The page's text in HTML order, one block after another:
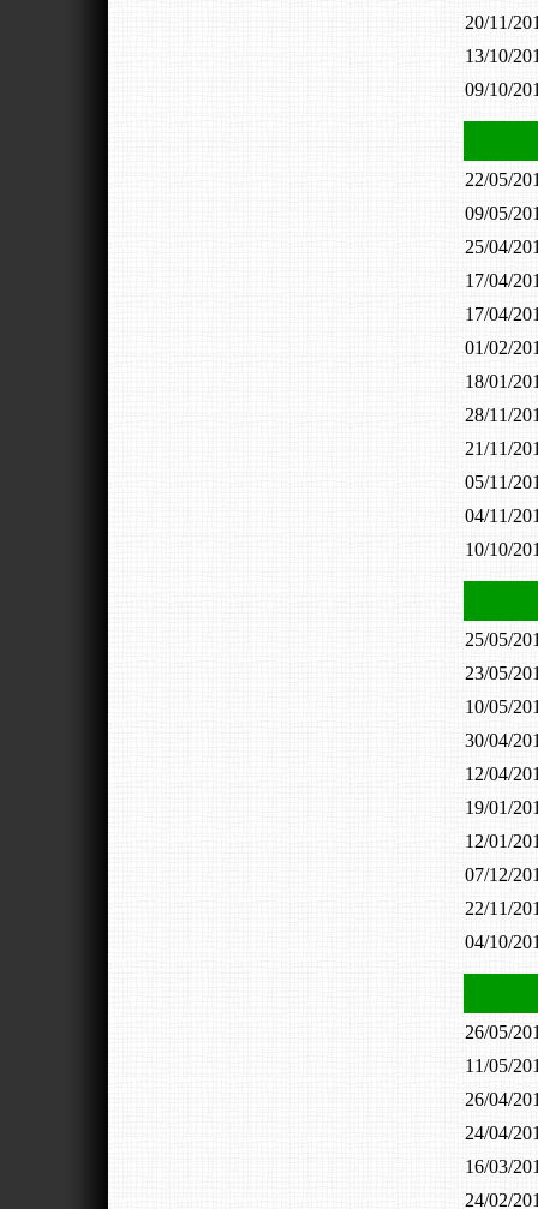
20/11/
13/10/
09/10/
22/05/
09/05/
25/04/
17/04/
17/04/
01/02/
18/01/
28/11/
21/11/
05/11/
04/11/
10/10/
25/05/
23/05/
10/05/
30/04/
12/04/
19/01/
12/01/
07/12/
22/11/
04/10/
26/05/
11/05/
26/04/
24/04/
16/03/
24/02/